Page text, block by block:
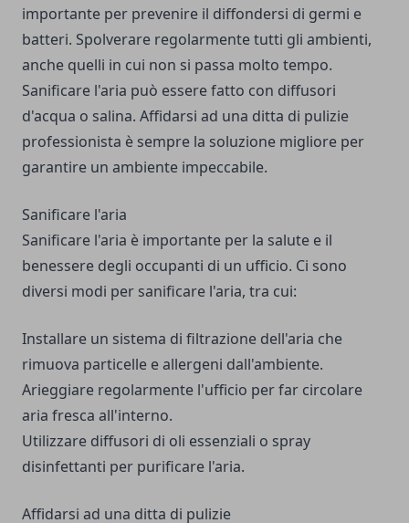
importante per prevenire il diffondersi di germi e
batteri. Spolverare regolarmente tutti gli ambienti,
anche quelli in cui non si passa molto tempo.
Sanificare l'aria può essere fatto con diffusori
d'acqua o salina. Affidarsi ad una ditta di pulizie
professionista è sempre la soluzione migliore per
garantire un ambiente impeccabile.
Sanificare l'aria
Sanificare l'aria è importante per la salute e il
benessere degli occupanti di un ufficio. Ci sono
diversi modi per sanificare l'aria, tra cui:
Installare un sistema di filtrazione dell'aria che
rimuova particelle e allergeni dall'ambiente.
Arieggiare regolarmente l'ufficio per far circolare
aria fresca all'interno.
Utilizzare diffusori di oli essenziali o spray
disinfettanti per purificare l'aria.
Affidarsi ad una ditta di pulizie